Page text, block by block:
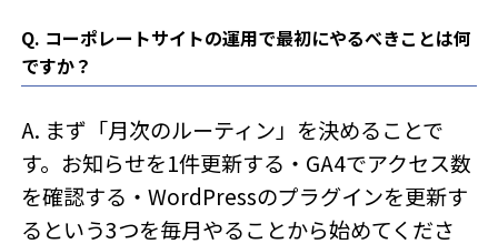
Q. コーポレートサイトの運用で最初にやるべきことは何
ですか？
A. まず「月次のルーティン」を決めることで
す。お知らせを1件更新する・GA4でアクセス数
を確認する・WordPressのプラグインを更新す
るという3つを毎月やることから始めてくださ